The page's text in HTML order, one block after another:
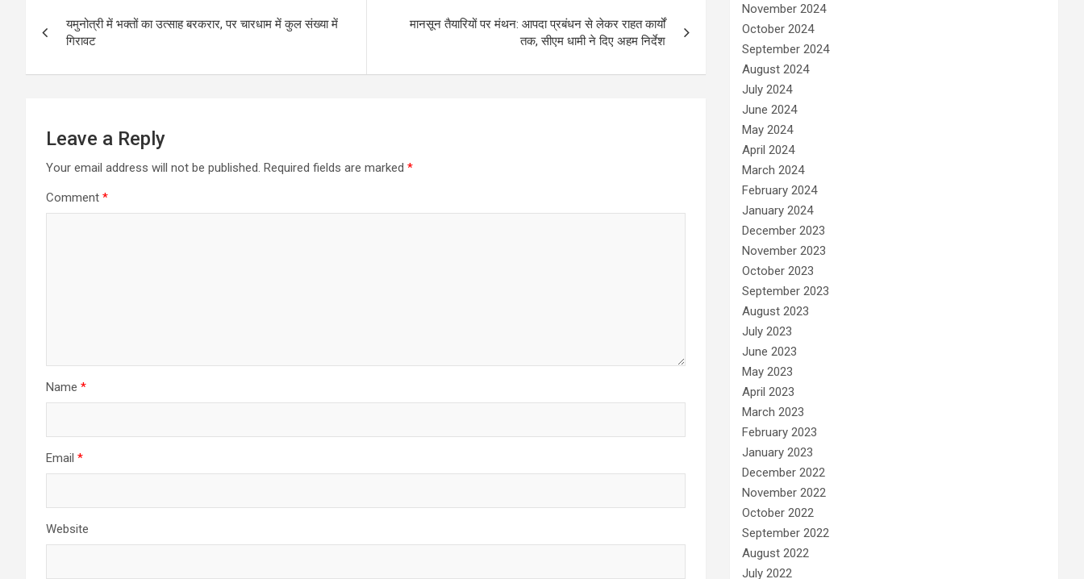
o
o
k
A
p
navigation
यमुनोत्री में भक्तों का उत्साह बरकरार, पर चारधाम में कुल संख्या में
गिरावट
मानसून तैयारियों पर मंथन: आपदा प्रबंधन से लेकर राहत कार्यों
तक, सीएम धामी ने दिए अहम निर्देश
Leave a Reply
Your email address will not be published. Required fields are marked *
Comment *
Name *
Email *
Website
November 2024
October 2024
September 2024
August 2024
July 2024
June 2024
May 2024
April 2024
March 2024
February 2024
January 2024
December 2023
November 2023
October 2023
September 2023
August 2023
July 2023
June 2023
May 2023
April 2023
March 2023
February 2023
January 2023
December 2022
November 2022
October 2022
September 2022
August 2022
July 2022